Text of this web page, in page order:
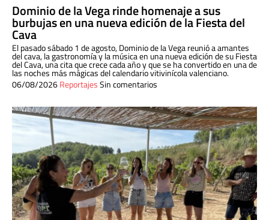
Dominio de la Vega rinde homenaje a sus
burbujas en una nueva edición de la Fiesta del
Cava
El pasado sábado 1 de agosto, Dominio de la Vega reunió a amantes
del cava, la gastronomía y la música en una nueva edición de su Fiesta
del Cava, una cita que crece cada año y que se ha convertido en una de
las noches más mágicas del calendario vitivinícola valenciano.
06/08/2026ReportajesSin comentarios